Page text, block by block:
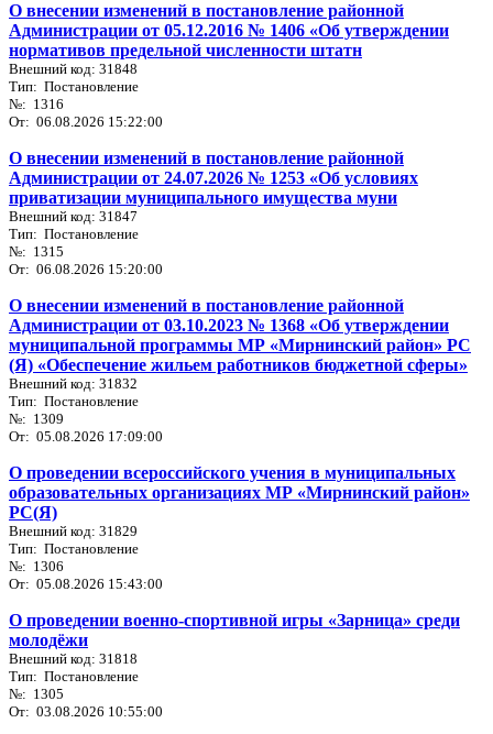
О внесении изменений в постановление районной
Администрации от 05.12.2016 № 1406 «Об утверждении
нормативов предельной численности штатн
Внешний код: 31848
Тип: Постановление
№: 1316
От: 06.08.2026 15:22:00
О внесении изменений в постановление районной
Администрации от 24.07.2026 № 1253 «Об условиях
приватизации муниципального имущества муни
Внешний код: 31847
Тип: Постановление
№: 1315
От: 06.08.2026 15:20:00
О внесении изменений в постановление районной
Администрации от 03.10.2023 № 1368 «Об утверждении
муниципальной программы МР «Мирнинский район» РС
(Я) «Обеспечение жильем работников бюджетной сферы»
Внешний код: 31832
Тип: Постановление
№: 1309
От: 05.08.2026 17:09:00
О проведении всероссийского учения в муниципальных
образовательных организациях МР «Мирнинский район»
РС(Я)
Внешний код: 31829
Тип: Постановление
№: 1306
От: 05.08.2026 15:43:00
О проведении военно-спортивной игры «Зарница» среди
молодёжи
Внешний код: 31818
Тип: Постановление
№: 1305
От: 03.08.2026 10:55:00